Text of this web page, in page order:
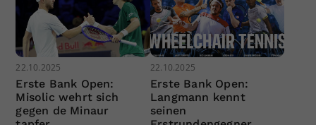
22.10.2025
Erste Bank Open:
Misolic wehrt sich
gegen de Minaur
22.10.2025
Erste Bank Open:
Langmann kennt
seinen